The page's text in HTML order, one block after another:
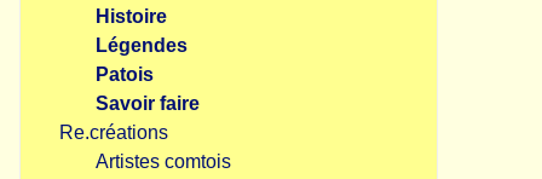
Histoire
Légendes
Patois
Savoir faire
Re.créations
Artistes comtois